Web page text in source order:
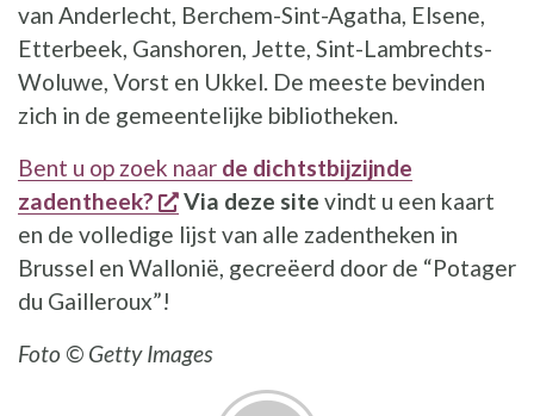
van Anderlecht, Berchem-Sint-Agatha, Elsene,
Etterbeek, Ganshoren, Jette, Sint-Lambrechts-
Woluwe, Vorst en Ukkel. De meeste bevinden
zich in de gemeentelijke bibliotheken.
Bent u op zoek naar de dichtstbijzijnde
zadentheek?
opent een nieuw venster
Via deze site vindt u een kaart
en de volledige lijst van alle zadentheken in
Brussel en Wallonië, gecreëerd door de “Potager
du Gailleroux”!
Foto © Getty Images